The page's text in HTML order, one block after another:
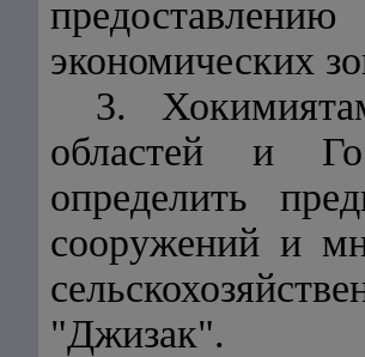
экономических
3.
областей и
определить
сооружений и
"Джизак".